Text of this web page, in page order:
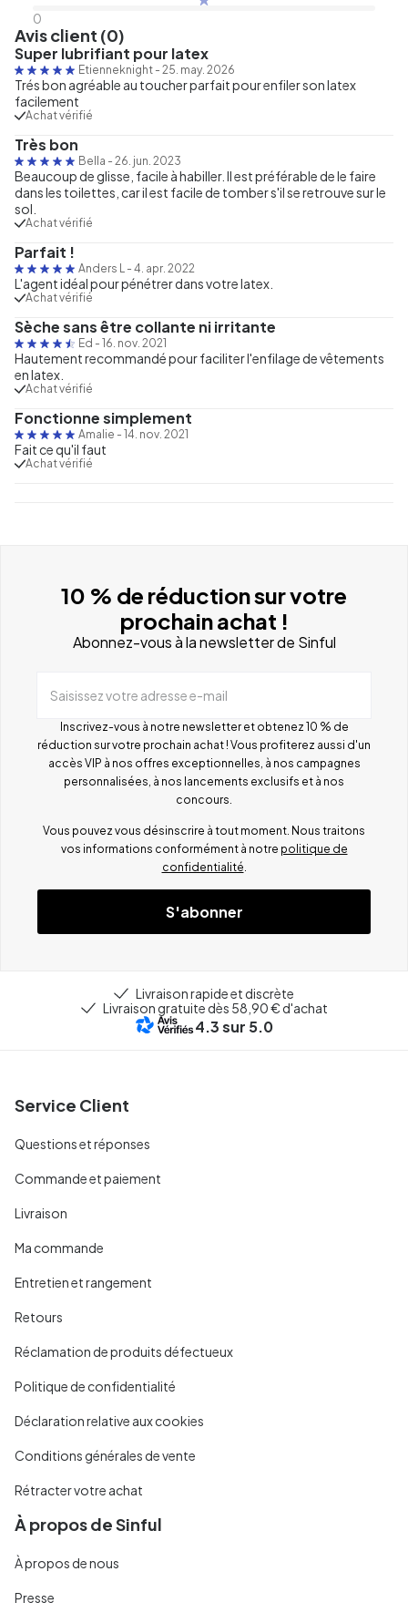
0
Avis client (0)
Super lubrifiant pour latex
Etienneknight - 25. may. 2026
Trés bon agréable au toucher parfait pour enfiler son latex
facilement
Achat vérifié
Très bon
Bella - 26. jun. 2023
Beaucoup de glisse, facile à habiller. Il est préférable de le faire
dans les toilettes, car il est facile de tomber s'il se retrouve sur le
sol.
Achat vérifié
Parfait !
Anders L - 4. apr. 2022
L'agent idéal pour pénétrer dans votre latex.
Achat vérifié
Sèche sans être collante ni irritante
Ed - 16. nov. 2021
Hautement recommandé pour faciliter l'enfilage de vêtements
en latex.
Achat vérifié
Fonctionne simplement
Amalie - 14. nov. 2021
Fait ce qu'il faut
Achat vérifié
10 % de réduction sur votre
prochain achat !
Abonnez-vous à la newsletter de Sinful
Saisissez votre adresse e-mail
Inscrivez-vous à notre newsletter et obtenez 10 % de
réduction sur votre prochain achat ! Vous profiterez aussi d'un
accès VIP à nos offres exceptionnelles, à nos campagnes
personnalisées, à nos lancements exclusifs et à nos
concours.
Vous pouvez vous désinscrire à tout moment. Nous traitons
vos informations conformément à notre politique de
confidentialité
S'abonner
Livraison rapide et discrète
Livraison gratuite dès 58,90 € d'achat
4.3sur 5.0
Service Client
Questions et réponses
Commande et paiement
Livraison
Ma commande
Entretien et rangement
Retours
Réclamation de produits défectueux
Politique de confidentialité
Déclaration relative aux cookies
Conditions générales de vente
Rétracter votre achat
À propos de Sinful
À propos de nous
Presse